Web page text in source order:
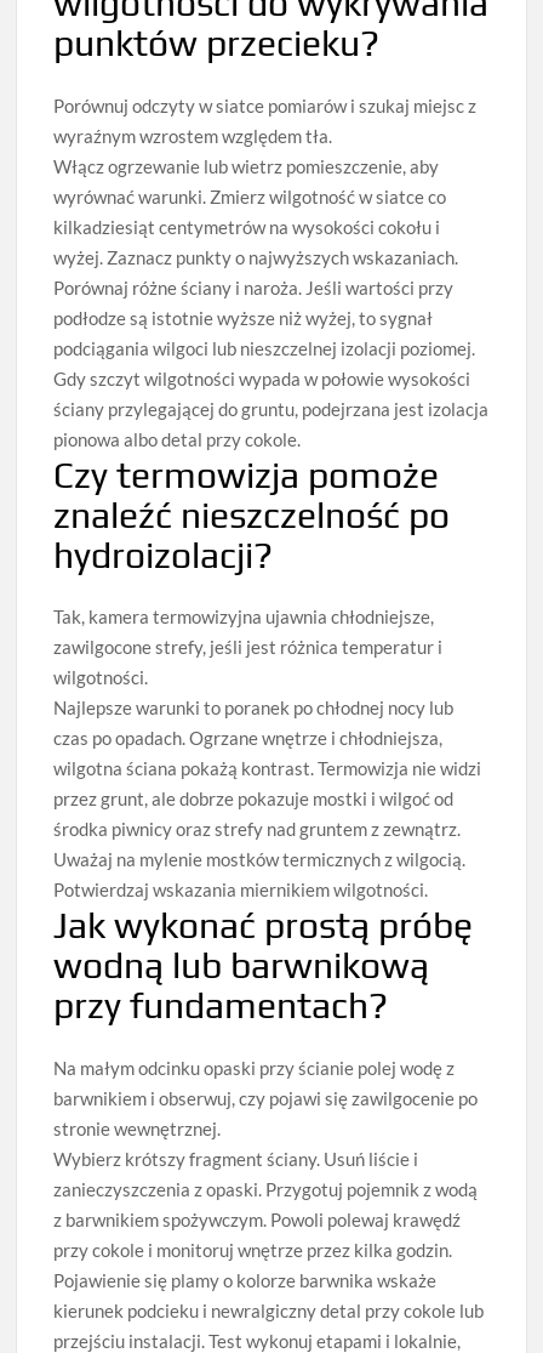
punktów przecieku?
Porównuj odczyty w siatce pomiarów i szukaj miejsc z
wyraźnym wzrostem względem tła.
Włącz ogrzewanie lub wietrz pomieszczenie, aby
wyrównać warunki. Zmierz wilgotność w siatce co
kilkadziesiąt centymetrów na wysokości cokołu i
wyżej. Zaznacz punkty o najwyższych wskazaniach.
Porównaj różne ściany i naroża. Jeśli wartości przy
podłodze są istotnie wyższe niż wyżej, to sygnał
podciągania wilgoci lub nieszczelnej izolacji poziomej.
Gdy szczyt wilgotności wypada w połowie wysokości
ściany przylegającej do gruntu, podejrzana jest izolacja
pionowa albo detal przy cokole.
Czy termowizja pomoże
znaleźć nieszczelność po
hydroizolacji?
Tak, kamera termowizyjna ujawnia chłodniejsze,
zawilgocone strefy, jeśli jest różnica temperatur i
wilgotności.
Najlepsze warunki to poranek po chłodnej nocy lub
czas po opadach. Ogrzane wnętrze i chłodniejsza,
wilgotna ściana pokażą kontrast. Termowizja nie widzi
przez grunt, ale dobrze pokazuje mostki i wilgoć od
środka piwnicy oraz strefy nad gruntem z zewnątrz.
Uważaj na mylenie mostków termicznych z wilgocią.
Potwierdzaj wskazania miernikiem wilgotności.
Jak wykonać prostą próbę
wodną lub barwnikową
przy fundamentach?
Na małym odcinku opaski przy ścianie polej wodę z
barwnikiem i obserwuj, czy pojawi się zawilgocenie po
stronie wewnętrznej.
Wybierz krótszy fragment ściany. Usuń liście i
zanieczyszczenia z opaski. Przygotuj pojemnik z wodą
z barwnikiem spożywczym. Powoli polewaj krawędź
przy cokole i monitoruj wnętrze przez kilka godzin.
Pojawienie się plamy o kolorze barwnika wskaże
kierunek podcieku i newralgiczny detal przy cokole lub
przejściu instalacji. Test wykonuj etapami i lokalnie,